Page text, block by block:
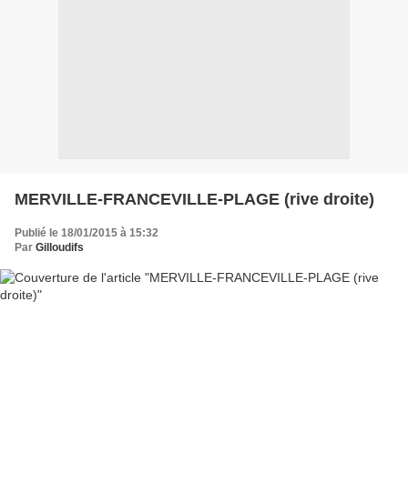
MERVILLE-FRANCEVILLE-PLAGE (rive droite)
Publié le 18/01/2015 à 15:32
Par Gilloudifs